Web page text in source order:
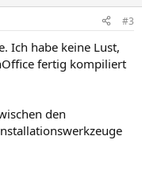
#3
Ich habe keine Lust,
fertig kompiliert
den